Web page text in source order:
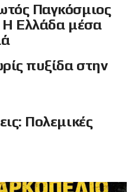
Παγκόσμιος
Η Ελλάδα μέσα
πυξίδα στην
Πολεμικές